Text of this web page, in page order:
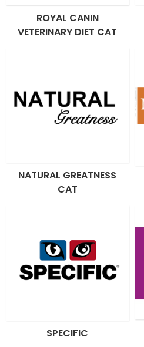
ROYAL CANIN
VETERINARY DIET CAT
NATURAL GREATNESS
CAT
SPECIFIC